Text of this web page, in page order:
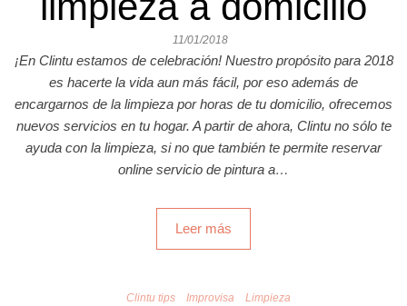
11/01/2018
¡En Clintu estamos de celebración! Nuestro propósito para 2018
es hacerte la vida aun más fácil, por eso además de
encargarnos de la limpieza por horas de tu domicilio, ofrecemos
nuevos servicios en tu hogar. A partir de ahora, Clintu no sólo te
ayuda con la limpieza, si no que también te permite reservar
online servicio de pintura a…
Leer más
Clintu tips Improvisa Limpieza